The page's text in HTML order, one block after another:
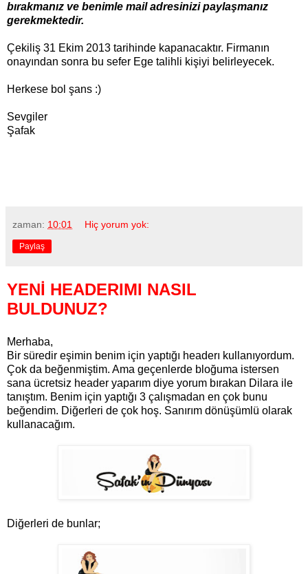
bırakmanız ve benimle mail adresinizi paylaşmanız
gerekmektedir.
Çekiliş 31 Ekim 2013 tarihinde kapanacaktır. Firmanın
onayından sonra bu sefer Ege talihli kişiyi belirleyecek.
Herkese bol şans :)
Sevgiler
Şafak
zaman: 10:01 Hiç yorum yok:
Paylaş
YENİ HEADERIMI NASIL
BULDUNUZ?
Merhaba,
Bir süredir eşimin benim için yaptığı headerı kullanıyordum.
Çok da beğenmiştim. Ama geçenlerde bloğuma istersen
sana ücretsiz header yaparım diye yorum bırakan Dilara ile
tanıştım. Benim için yaptığı 3 çalışmadan en çok bunu
beğendim. Diğerleri de çok hoş. Sanırım dönüşümlü olarak
kullanacağım.
Diğerleri de bunlar;